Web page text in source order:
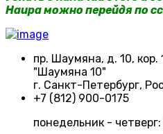
Haupa можно перейдя по
пр. Шаумяна, д. 10, кор.
"Шаумяна 10"
г. Санкт-Петербург,
+7 (812) 900-0175
понедельник -